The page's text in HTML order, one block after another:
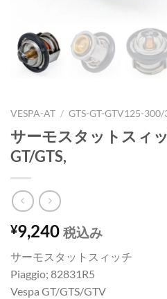
VESPA-AT / GTS-GT-GTV125-300/
サーモスタットスィ
GT/GTS,
¥9,240 税込み
サーモスタットスィッチ
Piaggio; 82831R5
Vespa GT/GTS/GTV